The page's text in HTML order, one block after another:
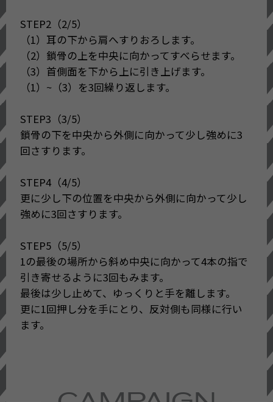
STEP2（2/5）
（1）耳の下から肩へすりおろします。
（2）鎖骨の上を中央に向かってすべらせます。
（3）首側面を下から上に引き上げます。
（1）~（3）を3回繰り返します。
STEP3（3/5）
鎖骨の下を中央から外側に向かって少し強めに3
回さすります。
STEP4（4/5）
更に少し下の位置を中央から外側に向かって少し
強めに3回さすります。
STEP5（5/5）
1の最後の場所から斜め中央に向かって4本の指で
引き寄せるように3回もみます。
最後は少し止めて、ゆっくりと手を離します。
更に1回押し分を手にとり、反対側も同様に行い
ます。